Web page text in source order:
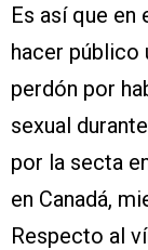
Es así que
hacer público
perdón por
sexual
por la secta
en Canadá,
Respecto al